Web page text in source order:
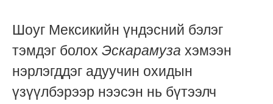
Шоуг Мексикийн үндэсний бэлэг
тэмдэг болох Эскарамуза хэмээн
нэрлэгддэг адуучин охидын
үзүүлбэрээр нээсэн нь бүтээлч